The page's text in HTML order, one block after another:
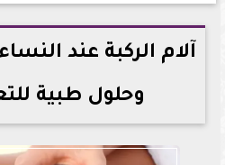
2026-05-29 18:39:18
آلام الركبة عند
وحلول طبية